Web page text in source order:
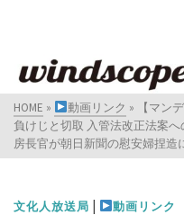
HOME » 動画リンク »
【マン
負けじと切取 入管法改正法
房長官が朝日新聞の慰安婦捏造
文化人放送局 | 動画リンク